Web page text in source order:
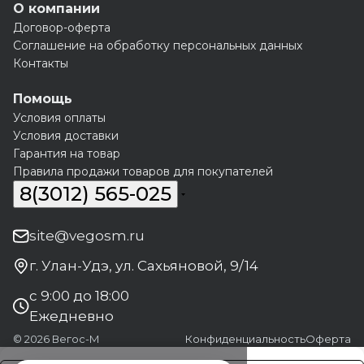
О компании
Договор-оферта
Соглашение на обработку персональных данных
Контакты
Помощь
Условия оплаты
Условия доставки
Гарантия на товар
Правила продажи товаров для покупателей
8(3012) 565-025
site@vegosm.ru
г. Улан-Удэ, ул. Сахьяновой, 9/14
с 9:00 до 18:00
Ежедневно
© 2026 Вегос-М КонфиденциальностьОферта